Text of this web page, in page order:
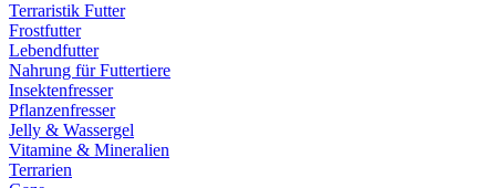
Terraristik Futter
Frostfutter
Lebendfutter
Nahrung für Futtertiere
Insektenfresser
Pflanzenfresser
Jelly & Wassergel
Vitamine & Mineralien
Terrarien